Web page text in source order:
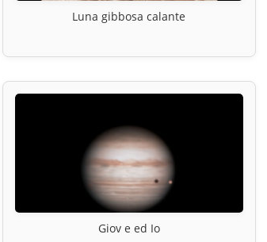
Luna gibbosa calante
Giov e ed Io